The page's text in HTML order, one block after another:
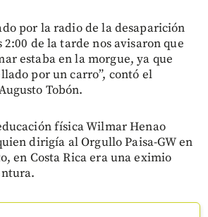
por la radio de la desaparición
2:00 de la tarde nos avisaron que
estaba en la morgue, ya que
por un carro”, contó el
Tobón.
física Wilmar Henao
dirigía al Orgullo Paisa-GW en
en Costa Rica era una eximio